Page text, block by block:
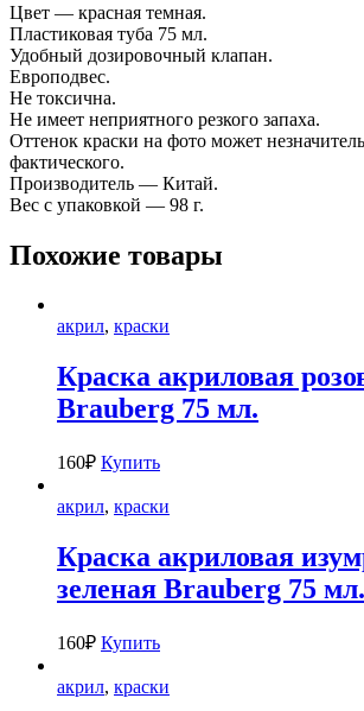
Цвет — красная темная.
Пластиковая туба 75 мл.
Удобный дозировочный клапан.
Европодвес.
Не токсична.
Не имеет неприятного резкого запаха.
Оттенок краски на фото может
фактического.
Производитель — Китай.
Вес с упаковкой — 98 г.
Похожие товары
акрил, краски
Краска акриловая
Brauberg 75 мл.
160₽ Купить
акрил, краски
Краска акриловая
зеленая Brauberg 75 мл.
160₽ Купить
акрил, краски